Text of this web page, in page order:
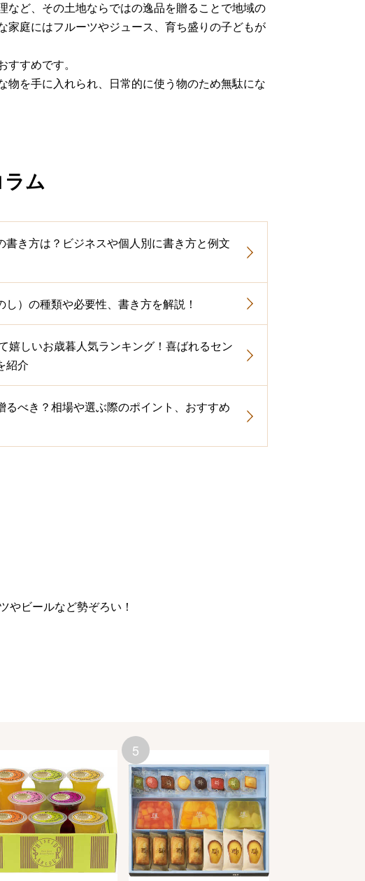
ど、その土地ならではの逸品を贈ることで地域の
庭にはフルーツやジュース、育ち盛りの子どもが
すめです。
を手に入れられ、日常的に使う物のため無駄にな
ム
書き方は？ビジネスや個人別に書き方と例文
し）の種類や必要性、書き方を解説！
嬉しいお歳暮人気ランキング！喜ばれるセン
紹介
るべき？相場や選ぶ際のポイント、おすすめ
やビールなど勢ぞろい！
5